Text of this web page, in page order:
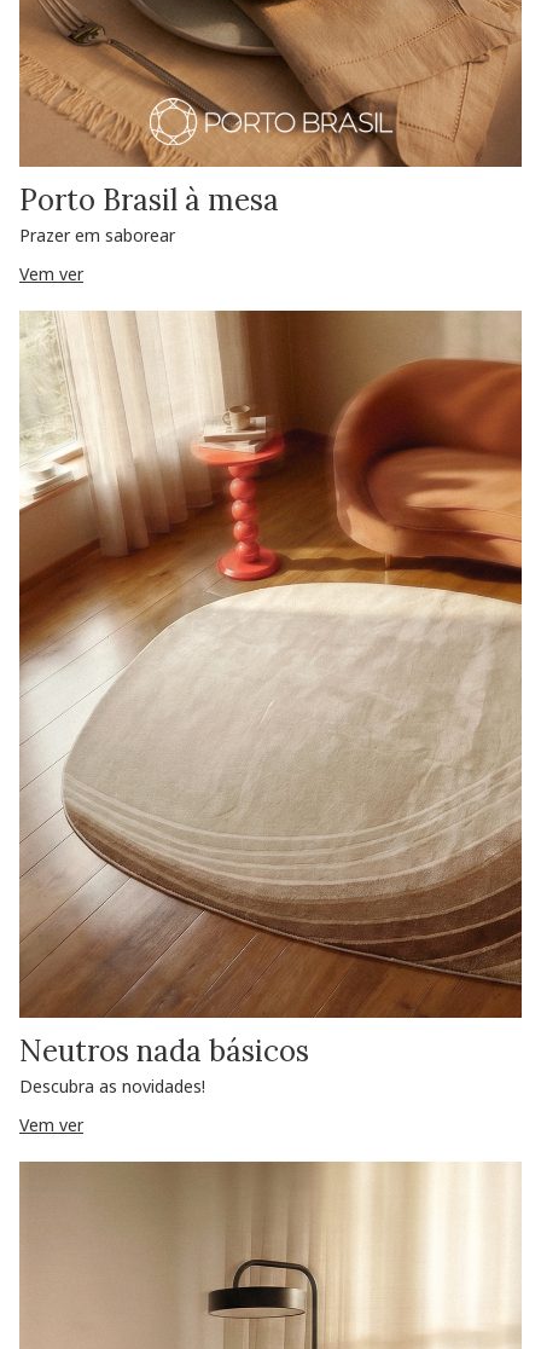
Porto Brasil à mesa
Prazer em saborear
Vem ver
Neutros nada básicos
Descubra as novidades!
Vem ver